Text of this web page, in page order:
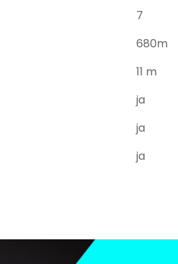
7
680m
11 m
ja
ja
ja